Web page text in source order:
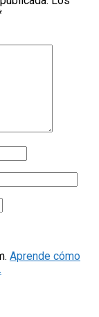
Aprende cómo